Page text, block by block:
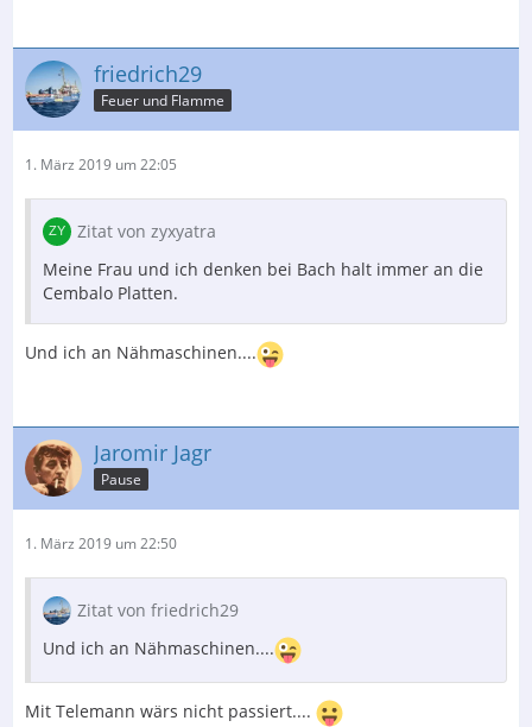
friedrich29
Feuer und Flamme
1. März 2019 um 22:05
Zitat von zyxyatra
Meine Frau und ich denken bei Bach halt immer an die
Cembalo Platten.
Und ich an Nähmaschinen....
Jaromir Jagr
Pause
1. März 2019 um 22:50
Zitat von friedrich29
Und ich an Nähmaschinen....
Mit Telemann wärs nicht passiert....